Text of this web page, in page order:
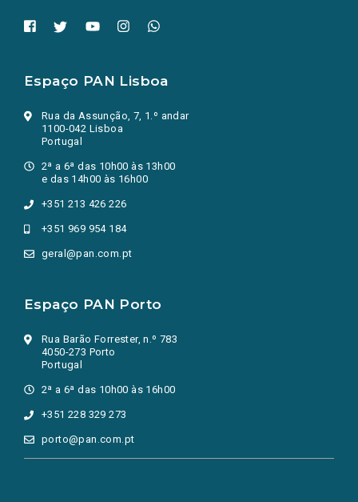
Espaço PAN Lisboa
Rua da Assunção, 7, 1.º andar
1100-042 Lisboa
Portugal
2ª a 6ª das 10h00 às 13h00
e das 14h00 às 16h00
+351 213 426 226
+351 969 954 184
geral@pan.com.pt
Espaço PAN Porto
Rua Barão Forrester, n.º 783
4050-273 Porto
Portugal
2ª a 6ª das 10h00 às 16h00
+351 228 329 273
porto@pan.com.pt